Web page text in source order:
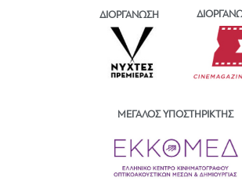
ΔΙΟΡΓΑΝΩΣΗ
ΜΕΓΑΛΟΣ ΥΠΟΣΤΗΡΙΚΤΗΣ